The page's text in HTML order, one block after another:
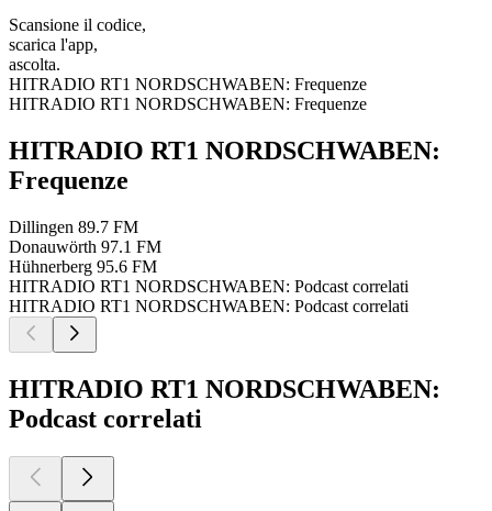
Scansione il codice,
scarica l'app,
ascolta.
HITRADIO RT1 NORDSCHWABEN: Frequenze
HITRADIO RT1 NORDSCHWABEN: Frequenze
HITRADIO RT1 NORDSCHWABEN:
Frequenze
Dillingen 89.7 FM
Donauwörth 97.1 FM
Hühnerberg 95.6 FM
HITRADIO RT1 NORDSCHWABEN: Podcast correlati
HITRADIO RT1 NORDSCHWABEN: Podcast correlati
HITRADIO RT1 NORDSCHWABEN:
Podcast correlati